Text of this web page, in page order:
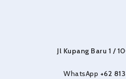
Jl Kupang Baru 1 /
WhatsApp +62